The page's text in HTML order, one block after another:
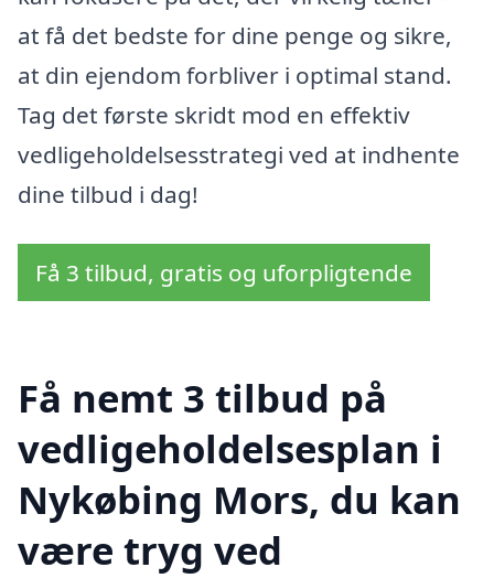
at få det bedste for dine penge og sikre,
at din ejendom forbliver i optimal stand.
Tag det første skridt mod en effektiv
vedligeholdelsesstrategi ved at indhente
dine tilbud i dag!
Få 3 tilbud, gratis og uforpligtende
Få nemt 3 tilbud på
vedligeholdelsesplan i
Nykøbing Mors, du kan
være tryg ved